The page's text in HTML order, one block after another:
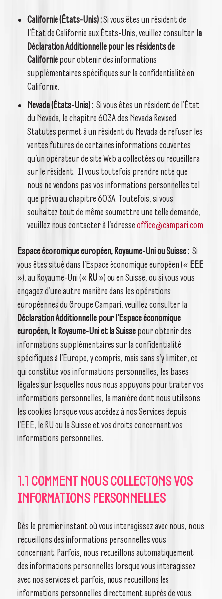
Californie (États-Unis) :Si vous êtes un résident de
l’État de Californie aux États-Unis, veuillez consulter la
Déclaration Additionnelle pour les résidents de
Californiepour obtenir des informations
supplémentaires spécifiques sur la confidentialité en
Californie.
Nevada (États-Unis) : Si vous êtes un résident de l’État
du Nevada, le chapitre 603A des Nevada Revised
Statutes permet à un résident du Nevada de refuser les
ventes futures de certaines informations couvertes
qu’un opérateur de site Web a collectées ou recueillera
sur le résident. Il vous toutefois prendre note que
nous ne vendons pas vos informations personnelles tel
que prévu au chapitre 603A. Toutefois, si vous
souhaitez tout de même soumettre une telle demande,
veuillez nous contacter à l’adresseoffice@campari.com
Espace économique européen, Royaume-Uni ou Suisse : Si
vous êtes situé dans l’Espace économique européen (« EEE
»), au Royaume-Uni (« RU») ou en Suisse, ou si vous vous
engagez d’une autre manière dans les opérations
européennes du Groupe Campari, veuillez consulter la
Déclaration Additionnelle pour l’Espace économique
européen, le Royaume-Uni et la Suissepour obtenir des
informations supplémentaires sur la confidentialité
spécifiques à l’Europe, y compris, mais sans s’y limiter, ce
qui constitue vos informations personnelles, les bases
légales sur lesquelles nous nous appuyons pour traiter vos
informations personnelles, la manière dont nous utilisons
les cookies lorsque vous accédez à nos Services depuis
l’EEE, le RU ou la Suisse et vos droits concernant vos
informations personnelles.
1.1 COMMENT NOUS COLLECTONS VOS
INFORMATIONS PERSONNELLES
Dès le premier instant où vous interagissez avec nous, nous
recueillons des informations personnelles vous
concernant. Parfois, nous recueillons automatiquement
des informations personnelles lorsque vous interagissez
avec nos services et parfois, nous recueillons les
informations personnelles directement auprès de vous.